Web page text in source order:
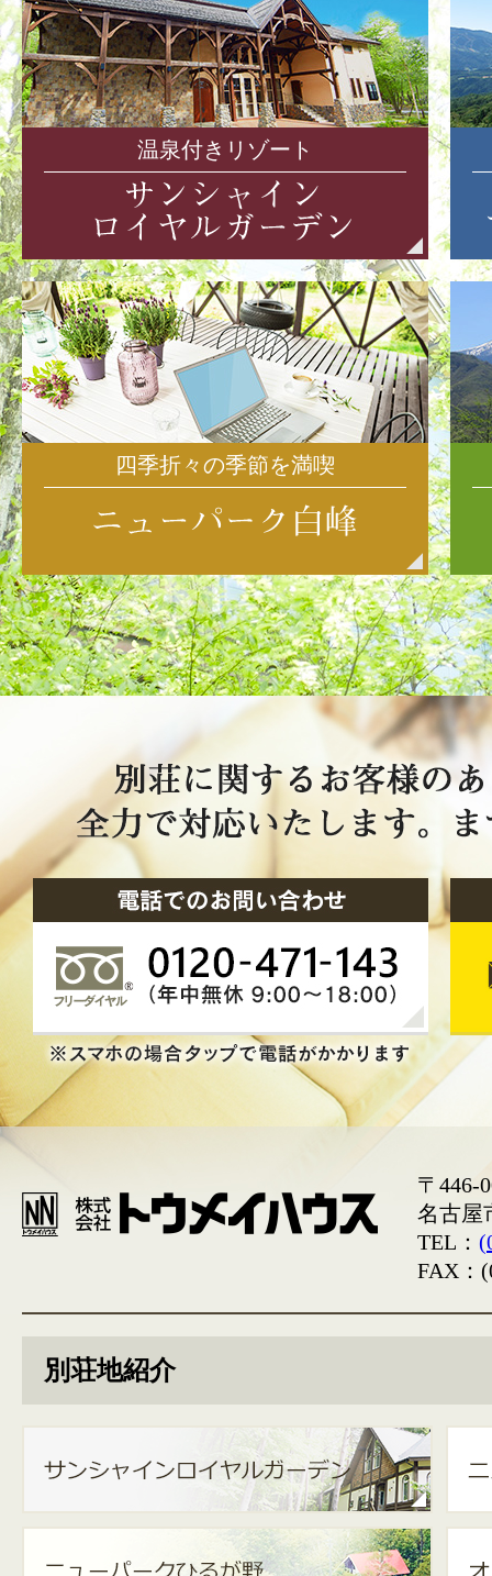
温泉付きリゾート
四季折々の季節を満喫
〒446-
名古屋
TEL：
FAX：
別荘地紹介